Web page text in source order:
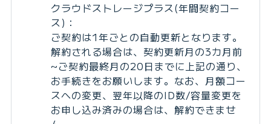
クラウドストレージプラス(年間契約コー
ス)：
ご契約は1年ごとの自動更新となります。
解約される場合は、契約更新月の3カ月前
~ご契約最終月の20日までに上記の通り、
お手続きをお願いします。なお、月額コー
スへの変更、翌年以降のID数/容量変更を
お申し込み済みの場合は、解約できませ